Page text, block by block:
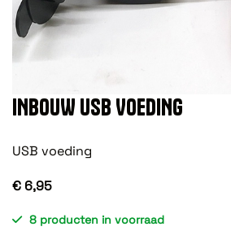
INBOUW USB VOEDING
USB voeding
€ 6,95
8 producten in voorraad